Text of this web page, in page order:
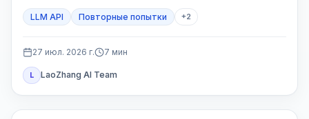
заранее принятый для этого процесса.
LLM API Повторные попытки +2
27 июл. 2026 г. 7 мин
L LaoZhang AI Team